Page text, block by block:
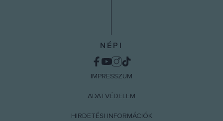
I want to allow Google to enable storage
related to security, including authentication
NÉPI
IMPRESSZUM
ADATVÉDELEM
HIRDETÉSI INFORMÁCIÓK